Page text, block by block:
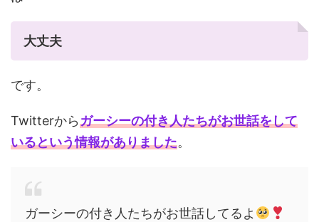
大丈夫
です。
Twitterからガーシーの付き人たちがお世話をして
いるという情報がありました。
ガーシーの付き人たちがお世話してるよ